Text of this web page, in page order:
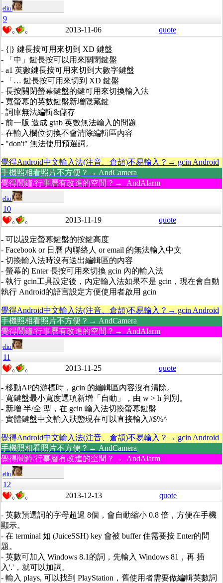
eliu
9
0 0 2013-11-06 quote
- {|} 鍵長按可用來切到 XD 鍵盤
- 「中」鍵長按可以用來關閉鍵盤
- a1 英數鍵長按可用來切到大數字鍵盤
- 「… 鍵長按可用來切到 XD 鍵盤
- 長按關閉螢幕鍵盤的鍵可用來切換輸入法
- 寬螢幕的英數鍵盤新增隱藏鍵
- 詞庫無法編輯&儲存
- 前一版 造成 gtab 英數無法輸入的問題
- 在輸入欄位切換不會清除編輯區內容
- "don't" 無法使用預選詞。
覺得Android中文輸入法(注音、倉頡)不易輸入？→ gcin Android
手機照相看照片不方便？→ AndCamera
覺得鬧鐘/行事曆有改進的空間？→ AndAlarm
eliu
10
0 0 2013-11-19 quote
- 可以設定螢幕鍵盤的按鍵高度
- Facebook or 日曆 內聯絡人 or email 的無法輸入中文
- 切換輸入法時沒有送出編輯區的內容
- 螢幕的 Enter 長按可用來切換 gcin 內的輸入法
- 執行 gcin工具設定後，內定輸入法如果不是 gcin，現在會自動
執行 Android的語言設定方便使用者啟用 gcin
覺得Android中文輸入法(注音、倉頡)不易輸入？→ gcin Android
手機照相看照片不方便？→ AndCamera
覺得鬧鐘/行事曆有改進的空間？→ AndAlarm
eliu
11
0 0 2013-11-25 quote
- 移動AP的游標時，gcin 的編輯區內容沒有清除。
- 寬鍵盤最小寬度選項新增「自動」，由 w > h 判別。
- 新增 半/全 型，在 gcin 輸入法切換螢幕鍵盤
- 實體鍵盤中文輸入狀態現在可以直接輸入#$%^
覺得Android中文輸入法(注音、倉頡)不易輸入？→ gcin Android
手機照相看照片不方便？→ AndCamera
覺得鬧鐘/行事曆有改進的空間？→ AndAlarm
eliu
12
0 0 2013-12-13 quote
- 英數預選詞的字母超過 8個，會自動縮小 0.8 倍，方便在手機
顯示。
- 在 terminal 如 (JuiceSSH) key 會被 buffer 住需要按 Enter的問
題。
- 英數可加入 Windows 8.1的詞，先輸入 Windows 81，再 插
入'.'，就可以加詞。
- 輸入 plays, 可以找到 PlayStation，舊使用者需要做編輯英數詞